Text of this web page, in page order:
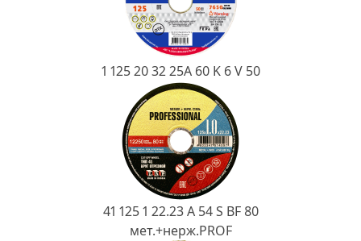
1 125 20 32 25А 60 K 6 V 50
41 125 1 22.23 A 54 S BF 80
мет.+нерж.PROF